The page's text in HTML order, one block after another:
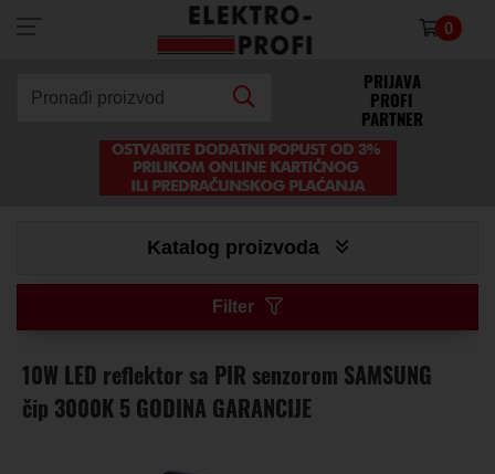
×
0
Pronađi proizvod
PRIJAVA
PROFI
PARTNER
Katalog proizvoda
Filter
10W LED reflektor sa PIR senzorom SAMSUNG
čip 3000K 5 GODINA GARANCIJE